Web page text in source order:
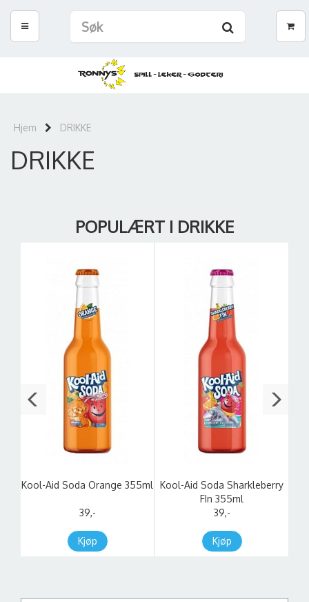
Hjem DRIKKE
DRIKKE
POPULÆRT I DRIKKE
Kool-Aid Soda Orange 355ml
39,-
Kjøp
Kool-Aid Soda Sharkleberry
FIn 355ml
39,-
Kjøp